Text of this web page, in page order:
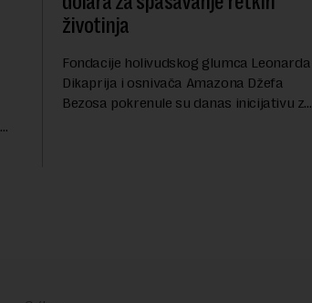
životinja
Fondacije holivudskog glumca Leonarda
Dikaprija i osnivača Amazona Džefa
Bezosa pokrenule su danas inicijativu za